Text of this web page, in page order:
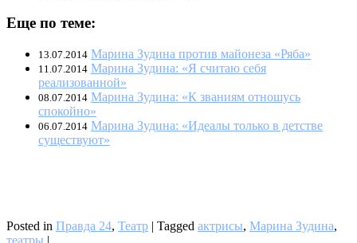
Еще по теме:
13.07.2014 Марина Зудина против майонеза «Ряба»
11.07.2014 Марина Зудина: «Я считаю себя
реализованной»
08.07.2014 Марина Зудина: «К званиям отношусь
спокойно»
06.07.2014 Марина Зудина: «Идеалы только в детстве
существуют»
Posted in Правда 24, Театр | Tagged актрисы, Марина Зудина,
театры |